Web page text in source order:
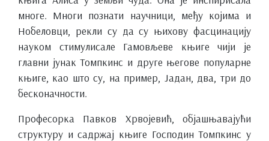
многе. Многи познати научници, међу којима и
Нобеловци, рекли су да су њихову фасцинацију
науком стимулисале Гамовљеве књиге чији је
главни јунак Томпкинс и друге његове популарне
књиге, као што су, на пример, Јадан, два, три до
бесконачности.
Професорка Павков Хрвојевић, објашњавајући
структуру и садржај књиге Господин Томпкинс у